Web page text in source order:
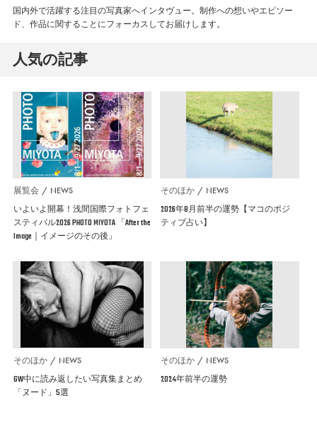
国内外で活躍する注目の写真家へインタヴュー。制作への想いやエピソー
ド、作品に関することにフォーカスしてお届けします。
人気の記事
展覧会 NEWS
いよいよ開幕！浅間国際フォトフェ
スティバル2026 PHOTO MIYOTA 「After the
Image｜イメージのその後」
そのほか NEWS
2026年8月前半の運勢【マコのポジ
ティブ占い】
そのほか NEWS
GW中に読み返したい写真集まとめ
「ヌード」5選
そのほか NEWS
2024年前半の運勢